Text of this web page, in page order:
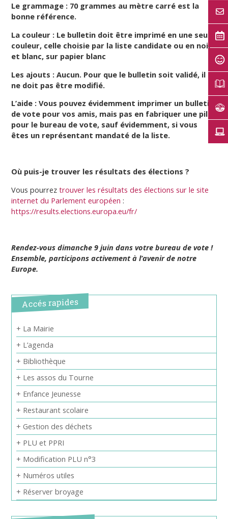
Le grammage : 70 grammes au mètre carré est la
bonne référence.
La couleur : Le bulletin doit être imprimé en une seule
couleur, celle choisie par la liste candidate ou en noir
et blanc, sur papier blanc
Les ajouts : Aucun. Pour que le bulletin soit validé, il
ne doit pas être modifié.
L’aide : Vous pouvez évidemment imprimer un bulletin
de vote pour vos amis, mais pas en fabriquer une pile
pour le bureau de vote, sauf évidemment, si vous
êtes un représentant mandaté de la liste.
Où puis-je trouver les résultats des élections ?
Vous pourreztrouver les résultats des élections sur le site
internet du Parlement européen :
https://results.elections.europa.eu/fr/
Rendez-vous dimanche 9 juin dans votre bureau de vote !
Ensemble, participons activement à l’avenir de notre
Europe.
Accés rapides
+ La Mairie
+ L’agenda
+ Bibliothèque
+ Les assos du Tourne
+ Enfance Jeunesse
+ Restaurant scolaire
+ Gestion des déchets
+ PLU et PPRI
+ Modification PLU n°3
+ Numéros utiles
+ Réserver broyage